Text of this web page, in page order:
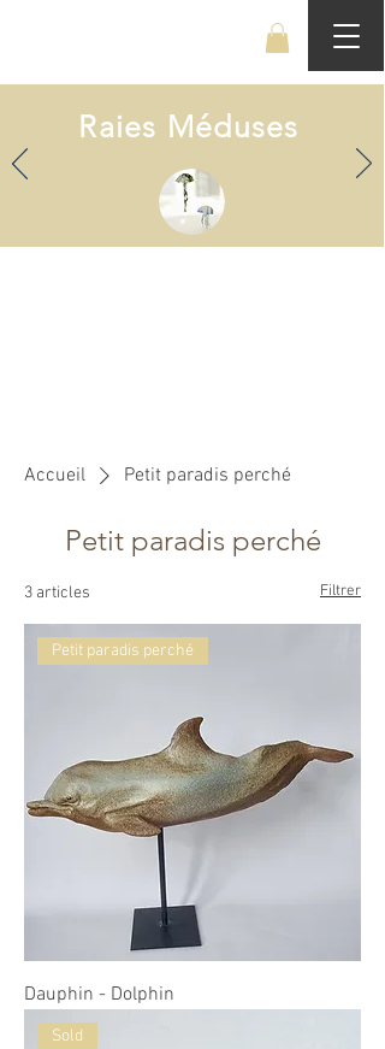
Raies Méduses
Accueil Petit paradis perché
Petit paradis perché
3 articles Filtrer
Petit paradis perché
Dauphin - Dolphin
Sold